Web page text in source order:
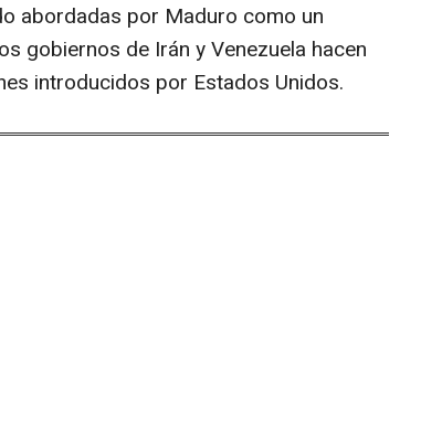
abordadas por Maduro como un
gobiernos de Irán y Venezuela hacen
introducidos por Estados Unidos.